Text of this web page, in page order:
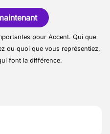
de la clientèle
d’hygiène et de
de préparations
produits, son
ambiance conviviale
motivé(e) pour
du produit, la
pour Accent. Qui que
ou quoi que vous représentiez,
font la différence.